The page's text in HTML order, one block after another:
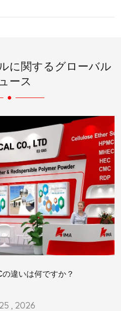
に関するグローバル
ース
違いは何ですか？
, 2026